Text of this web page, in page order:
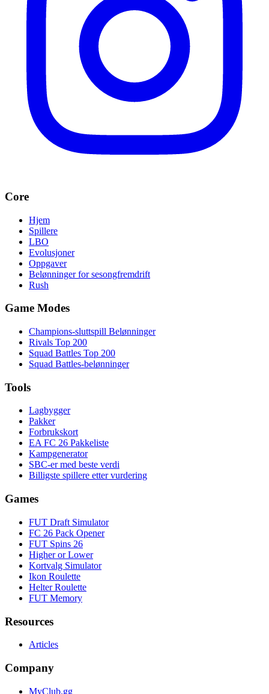
Core
Hjem
Spillere
LBO
Evolusjoner
Oppgaver
Belønninger for sesongfremdrift
Rush
Game Modes
Champions-sluttspill Belønninger
Rivals Top 200
Squad Battles Top 200
Squad Battles-belønninger
Tools
Lagbygger
Pakker
Forbrukskort
EA FC 26 Pakkeliste
Kampgenerator
SBC-er med beste verdi
Billigste spillere etter vurdering
Games
FUT Draft Simulator
FC 26 Pack Opener
FUT Spins 26
Higher or Lower
Kortvalg Simulator
Ikon Roulette
Helter Roulette
FUT Memory
Resources
Articles
Company
MyClub.gg